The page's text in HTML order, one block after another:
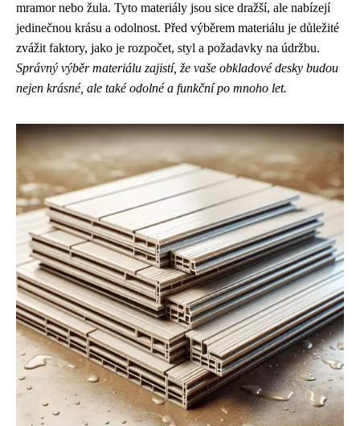
mramor nebo žula. Tyto materiály jsou sice dražší, ale nabízejí
jedinečnou krásu a odolnost. Před výběrem materiálu je důležité
zvážit faktory, jako je rozpočet, styl a požadavky na údržbu.
Správný výběr materiálu zajistí, že vaše obkladové desky budou
nejen krásné, ale také odolné a funkční po mnoho let.